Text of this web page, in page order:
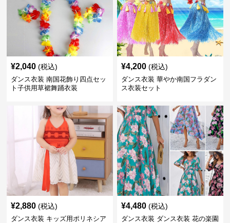
¥2,040 (税込)
ダンス衣装 南国花飾り四点セッ
ト子供用草裙舞踊衣装
¥4,200 (税込)
ダンス衣装 華やか南国フラダン
ス衣装セット
¥2,880 (税込)
ダンス衣装 キッズ用ポリネシア
¥4,480 (税込)
ダンス衣装 ダンス衣装 花の楽園